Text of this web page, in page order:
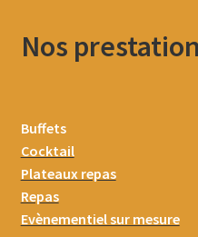
Nos
Buffets
Cocktail
Plateaux repas
Repas
Evènementiel sur mesure